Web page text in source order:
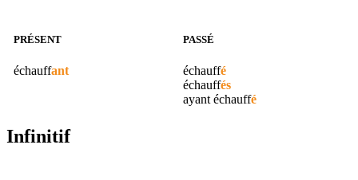
PRÉSENT
échauffant
PASSÉ
échauffé
échauffés
ayant échauffé
Infinitif